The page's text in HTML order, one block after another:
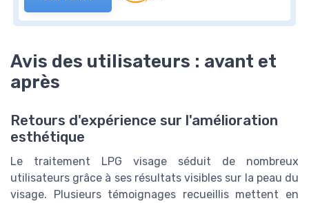
Avis des utilisateurs : avant et
après
Retours d'expérience sur l'amélioration
esthétique
Le traitement LPG visage séduit de nombreux
utilisateurs grâce à ses résultats visibles sur la peau du
visage. Plusieurs témoignages recueillis mettent en